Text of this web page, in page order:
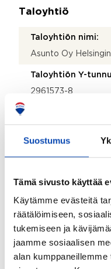
Suostumus
Tämä sivusto käyttää
Käytämme evästeitä
räätälöimiseen,
tukemiseen ja
jaamme sosiaalisen
alan
Taloyhtiö
Taloyhtiön nimi:
Asunto Oy
Taloyhtiön Y-
2961573-8
Lisätietoja
Kotikatu Vallila
Kiinteistö-Tahkola
Isännöitsijän nimi: